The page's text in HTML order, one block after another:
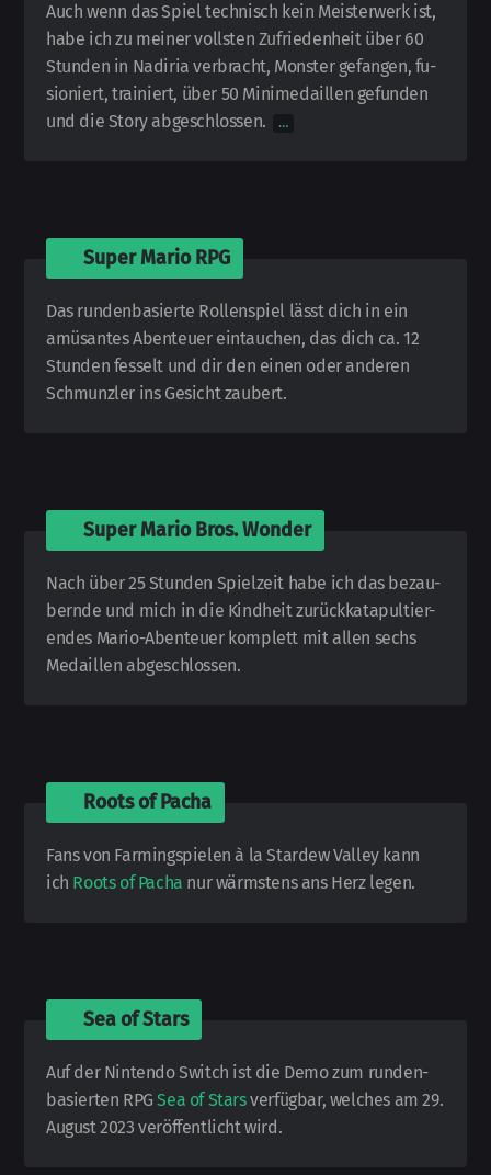
Auch wenn das Spiel technisch kein Meister­werk ist,
habe ich zu meiner voll­sten Zu­frie­den­heit über 60
Stunden in Nadiria ver­bracht, Monster ge­fangen, fu­
sio­niert, trainiert, über 50 Mini­medaillen ge­funden
und die Story ab­ge­schlossen.
…
Super Mario RPG
Das rundenbasierte Rollen­spiel lässt dich in ein
amüsantes Abenteuer ein­tauchen, das dich ca. 12
Stunden fesselt und dir den einen oder anderen
Schmunzler ins Gesicht zaubert.
Super Mario Bros. Wonder
Nach über 25 Stunden Spiel­zeit habe ich das be­zau­
bern­de und mich in die Kind­heit zurück­ka­ta­pul­tier­
endes Mario-Abenteuer komplett mit allen sechs
Me­dail­len ab­ge­schlossen.
Roots of Pacha
Fans von Farming­spielen à la Stardew Valley kann
ich Roots of Pacha nur wärmstens ans Herz legen.
Sea of Stars
Auf der Nintendo Switch ist die Demo zum runden­
basierten RPGSea of Starsverfügbar, welches am 29.
August 2023 ver­öffentlicht wird.